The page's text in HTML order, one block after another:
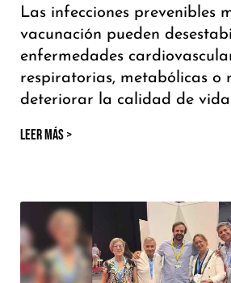
Las infecciones prevenibles
vacunación pueden
enfermedades
respiratorias, metabólicas o
deteriorar la calidad de
LEER MÁS >